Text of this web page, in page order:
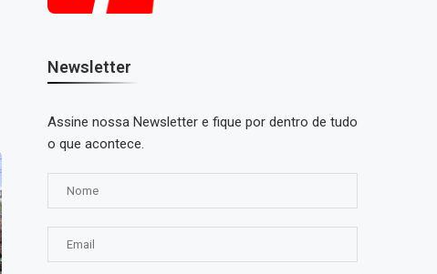
Newsletter
Assine nossa Newsletter e fique por dentro de tudo
o que acontece.